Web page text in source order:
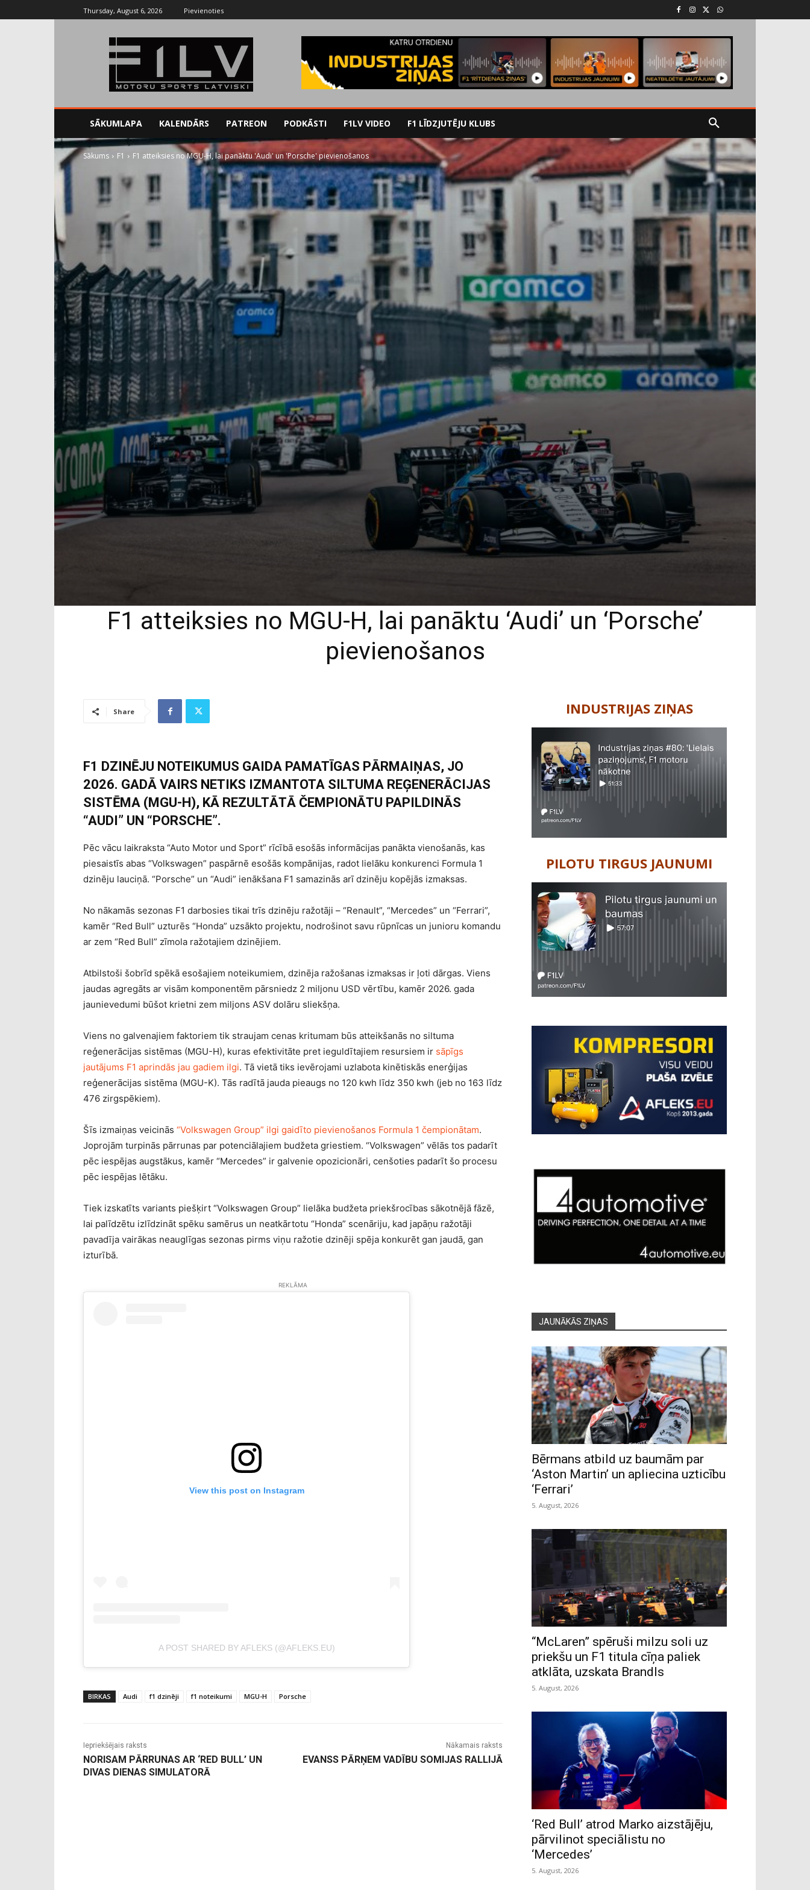
Thursday, August 6, 2026 Pievienoties
SĀKUMLAPA KALENDĀRS PATREON PODKĀSTI F1LV VIDEO F1 LĪDZJUTĒJU KLUBS
Sākums F1 F1 atteiksies no MGU-H, lai panāktu 'Audi' un 'Porsche' pievienošanos
F1 atteiksies no MGU-H, lai panāktu ‘Audi’ un ‘Porsche’
pievienošanos
Share
F1 DZINĒJU NOTEIKUMUS GAIDA PAMATĪGAS PĀRMAIŅAS, JO
2026. GADĀ VAIRS NETIKS IZMANTOTA SILTUMA REĢENERĀCIJAS
SISTĒMA (MGU-H), KĀ REZULTĀTĀ ČEMPIONĀTU PAPILDINĀS
“AUDI” UN “PORSCHE”.
Pēc vācu laikraksta “Auto Motor und Sport” rīcībā esošās informācijas panākta vienošanās, kas
piesaistīs abas “Volkswagen” paspārnē esošās kompānijas, radot lielāku konkurenci Formula 1
dzinēju lauciņā. “Porsche” un “Audi” ienākšana F1 samazinās arī dzinēju kopējās izmaksas.
No nākamās sezonas F1 darbosies tikai trīs dzinēju ražotāji – “Renault”, “Mercedes” un “Ferrari”,
kamēr “Red Bull” uzturēs “Honda” uzsākto projektu, nodrošinot savu rūpnīcas un junioru komandu
ar zem “Red Bull” zīmola ražotajiem dzinējiem.
Atbilstoši šobrīd spēkā esošajiem noteikumiem, dzinēja ražošanas izmaksas ir ļoti dārgas. Viens
jaudas agregāts ar visām komponentēm pārsniedz 2 miljonu USD vērtību, kamēr 2026. gada
jaunievedumi būšot krietni zem miljons ASV dolāru sliekšņa.
Viens no galvenajiem faktoriem tik straujam cenas kritumam būs atteikšanās no siltuma
reģenerācijas sistēmas (MGU-H), kuras efektivitāte pret ieguldītajiem resursiem ir sāpīgs
jautājums F1 aprindās jau gadiem ilgi. Tā vietā tiks ievērojami uzlabota kinētiskās enerģijas
reģenerācijas sistēma (MGU-K). Tās radītā jauda pieaugs no 120 kwh līdz 350 kwh (jeb no 163 līdz
476 zirgspēkiem).
Šīs izmaiņas veicinās “Volkswagen Group” ilgi gaidīto pievienošanos Formula 1 čempionātam.
Joprojām turpinās pārrunas par potenciālajiem budžeta griestiem. “Volkswagen” vēlās tos padarīt
pēc iespējas augstākus, kamēr “Mercedes” ir galvenie opozicionāri, cenšoties padarīt šo procesu
pēc iespējas lētāku.
Tiek izskatīts variants piešķirt “Volkswagen Group” lielāka budžeta priekšrocības sākotnējā fāzē,
lai palīdzētu izlīdzināt spēku samērus un neatkārtotu “Honda” scenāriju, kad japāņu ražotāji
pavadīja vairākas neauglīgas sezonas pirms viņu ražotie dzinēji spēja konkurēt gan jaudā, gan
izturībā.
REKLĀMA
View this post on Instagram
A POST SHARED BY AFLEKS (@AFLEKS.EU)
BIRKAS Audi f1 dzinēji f1 noteikumi MGU-H Porsche
Iepriekšējais raksts
NORISAM PĀRRUNAS AR ‘RED BULL’ UN
DIVAS DIENAS SIMULATORĀ
Nākamais raksts
EVANSS PĀRŅEM VADĪBU SOMIJAS RALLIJĀ
INDUSTRIJAS ZIŅAS
PILOTU TIRGUS JAUNUMI
JAUNĀKĀS ZIŅAS
Bērmans atbild uz baumām par
‘Aston Martin’ un apliecina uzticību
‘Ferrari’
5. August, 2026
“McLaren” spēruši milzu soli uz
priekšu un F1 titula cīņa paliek
atklāta, uzskata Brandls
5. August, 2026
‘Red Bull’ atrod Marko aizstājēju,
pārvilinot speciālistu no
‘Mercedes’
5. August, 2026